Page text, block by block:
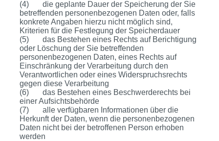
(4) die geplante Dauer der Speicherung der Sie
betreffenden personenbezogenen Daten oder, falls
konkrete Angaben hierzu nicht möglich sind,
Kriterien für die Festlegung der Speicherdauer
(5) das Bestehen eines Rechts auf Berichtigung
oder Löschung der Sie betreffenden
personenbezogenen Daten, eines Rechts auf
Einschränkung der Verarbeitung durch den
Verantwortlichen oder eines Widerspruchsrechts
gegen diese Verarbeitung
(6) das Bestehen eines Beschwerderechts bei
einer Aufsichtsbehörde
(7) alle verfügbaren Informationen über die
Herkunft der Daten, wenn die personenbezogenen
Daten nicht bei der betroffenen Person erhoben
werden